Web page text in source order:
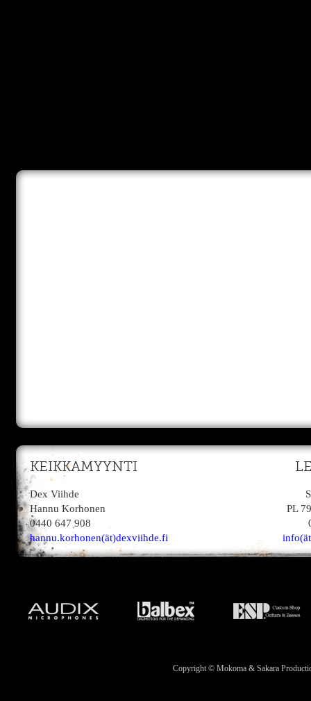
KEIKKAMYYNTI
Dex Viihde
Hannu Korhonen
0440 647 908
hannu.korhonen(ät)dexviihde.fi
PL
Copyright © Mokoma & Sakara